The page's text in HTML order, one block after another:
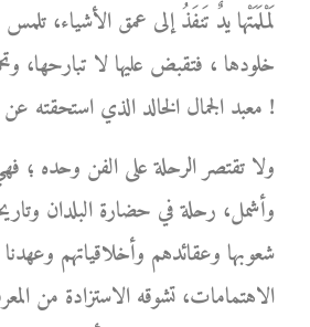
لَمْلَمَتْها يدٌ تَنفَذُ إلى عمق الأشياء،
خلودها ، فتقبض عليها لا تبارحها،
معبد الجمال الخالد الذي استحقته عن جدارة !
ولا تقتصر الرحلة على الفن وحده ؛
وأشمل، رحلة في حضارة البلدان
شعوبها وعقائدهم وأخلاقياتهم
الاهتمامات، تشوقه الاستزادة من